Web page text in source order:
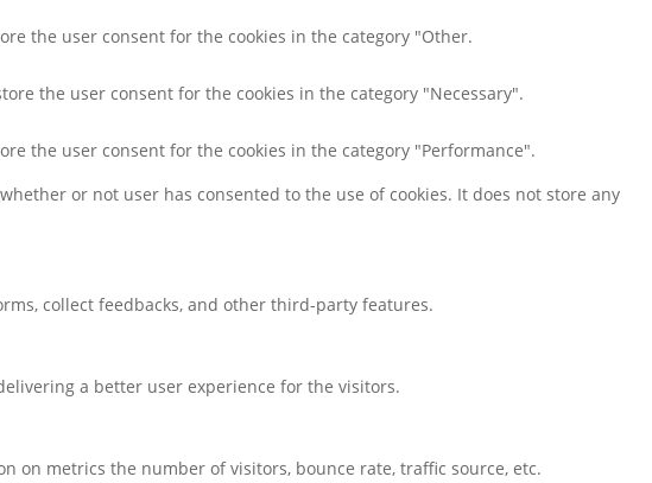
the user consent for the cookies in the category "Other.
the user consent for the cookies in the category "Necessary".
the user consent for the cookies in the category "Performance".
or not user has consented to the use of cookies. It does not store any
collect feedbacks, and other third-party features.
a better user experience for the visitors.
on metrics the number of visitors, bounce rate, traffic source, etc.